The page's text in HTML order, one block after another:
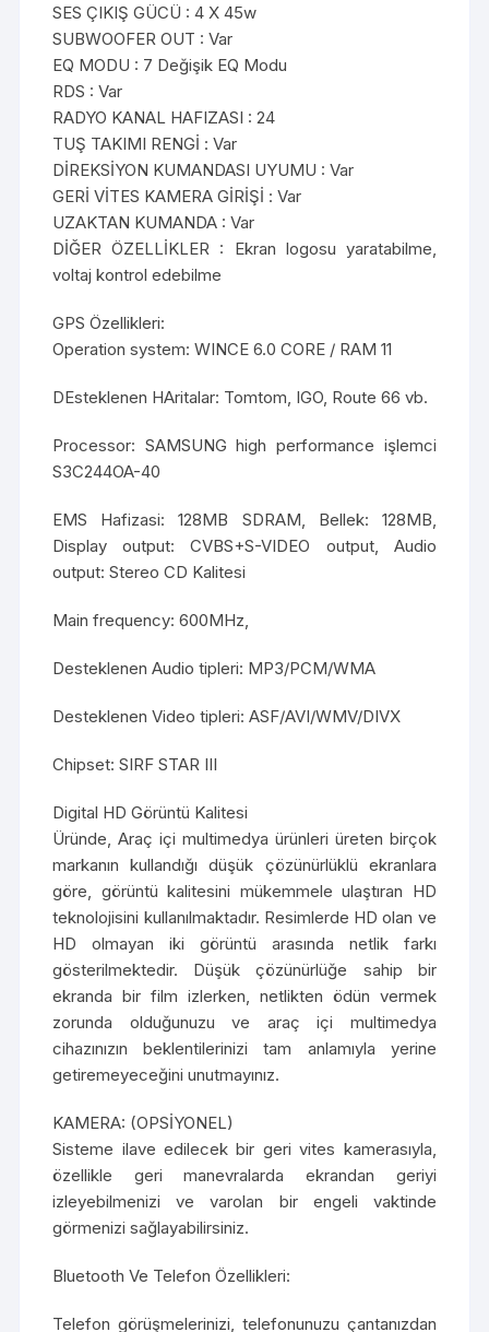
SES ÇIKIŞ GÜCÜ : 4 X 45w
SUBWOOFER OUT : Var
EQ MODU : 7 Değişik EQ Modu
RDS : Var
RADYO KANAL HAFIZASI : 24
TUŞ TAKIMI RENGİ : Var
DİREKSİYON KUMANDASI UYUMU : Var
GERİ VİTES KAMERA GİRİŞİ : Var
UZAKTAN KUMANDA : Var
DİĞER ÖZELLİKLER : Ekran logosu yaratabilme,
voltaj kontrol edebilme
GPS Özellikleri:
Operation system: WINCE 6.0 CORE / RAM 11
DEsteklenen HAritalar: Tomtom, IGO, Route 66 vb.
Processor: SAMSUNG high performance işlemci
S3C244OA-40
EMS Hafizasi: 128MB SDRAM, Bellek: 128MB,
Display output: CVBS+S-VIDEO output, Audio
output: Stereo CD Kalitesi
Main frequency: 600MHz,
Desteklenen Audio tipleri: MP3/PCM/WMA
Desteklenen Video tipleri: ASF/AVI/WMV/DIVX
Chipset: SIRF STAR III
Digital HD Görüntü Kalitesi
Üründe, Araç içi multimedya ürünleri üreten birçok
markanın kullandığı düşük çözünürlüklü ekranlara
göre, görüntü kalitesini mükemmele ulaştıran HD
teknolojisini kullanılmaktadır. Resimlerde HD olan ve
HD olmayan iki görüntü arasında netlik farkı
gösterilmektedir. Düşük çözünürlüğe sahip bir
ekranda bir film izlerken, netlikten ödün vermek
zorunda olduğunuzu ve araç içi multimedya
cihazınızın beklentilerinizi tam anlamıyla yerine
getiremeyeceğini unutmayınız.
KAMERA: (OPSİYONEL)
Sisteme ilave edilecek bir geri vites kamerasıyla,
özellikle geri manevralarda ekrandan geriyi
izleyebilmenizi ve varolan bir engeli vaktinde
görmenizi sağlayabilirsiniz.
Bluetooth Ve Telefon Özellikleri:
Telefon görüşmelerinizi, telefonunuzu çantanızdan